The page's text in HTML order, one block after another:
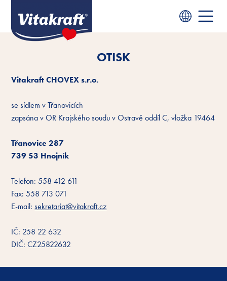
OTISK
Vitakraft CHOVEX s.r.o.
se sídlem v Třanovicích
zapsána v OR Krajského soudu v Ostravě oddíl C, vložka 19464
Třanovice 287
739 53 Hnojník
Telefon: 558 412 611
Fax: 558 713 071
E-mail:sekretariat@vitakraft.cz
IČ: 258 22 632
DIČ: CZ25822632